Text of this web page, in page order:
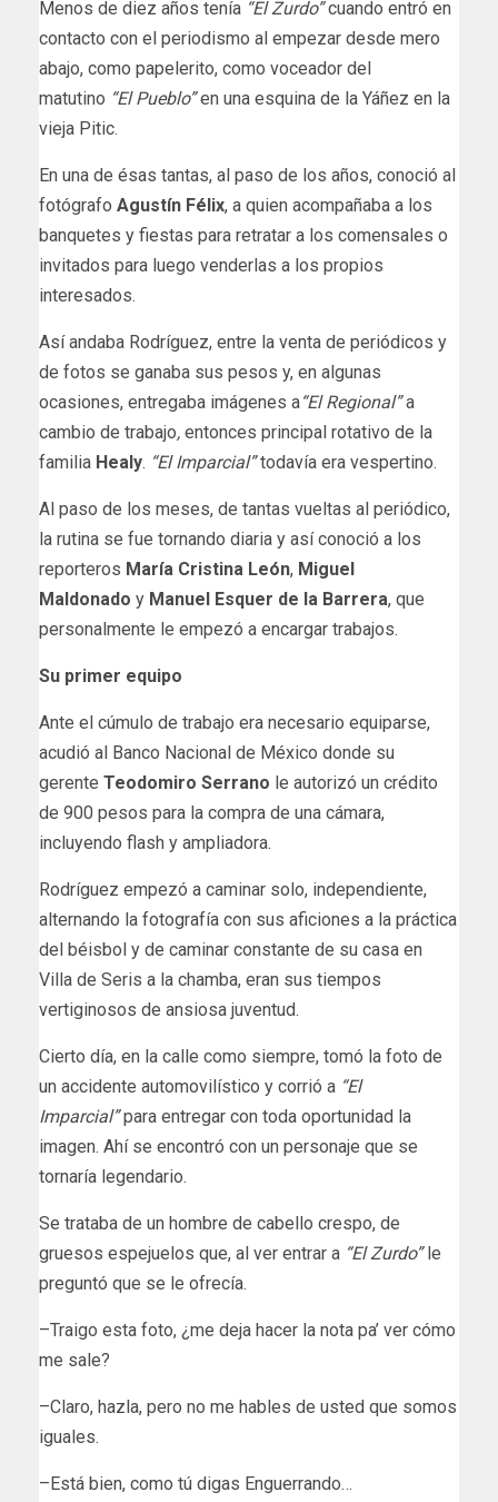
Menos de diez años tenía “El Zurdo”cuando entró en
contacto con el periodismo al empezar desde mero
abajo, como papelerito, como voceador del
matutino “El Pueblo”en una esquina de la Yáñez en la
vieja Pitic.
En una de ésas tantas, al paso de los años, conoció al
fotógrafo Agustín Félix, a quien acompañaba a los
banquetes y fiestas para retratar a los comensales o
invitados para luego venderlas a los propios
interesados.
Así andaba Rodríguez, entre la venta de periódicos y
de fotos se ganaba sus pesos y, en algunas
ocasiones, entregaba imágenes a“El Regional”a
cambio de trabajo, entonces principal rotativo de la
familia Healy. “El Imparcial”todavía era vespertino.
Al paso de los meses, de tantas vueltas al periódico,
la rutina se fue tornando diaria y así conoció a los
reporteros María Cristina León, Miguel
Maldonado y Manuel Esquer de la Barrera, que
personalmente le empezó a encargar trabajos.
Su primer equipo
Ante el cúmulo de trabajo era necesario equiparse,
acudió al Banco Nacional de México donde su
gerente Teodomiro Serrano le autorizó un crédito
de 900 pesos para la compra de una cámara,
incluyendo flash y ampliadora.
Rodríguez empezó a caminar solo, independiente,
alternando la fotografía con sus aficiones a la práctica
del béisbol y de caminar constante de su casa en
Villa de Seris a la chamba, eran sus tiempos
vertiginosos de ansiosa juventud.
Cierto día, en la calle como siempre, tomó la foto de
un accidente automovilístico y corrió a “El
Imparcial”para entregar con toda oportunidad la
imagen. Ahí se encontró con un personaje que se
tornaría legendario.
Se trataba de un hombre de cabello crespo, de
gruesos espejuelos que, al ver entrar a “El Zurdo”le
preguntó que se le ofrecía.
–Traigo esta foto, ¿me deja hacer la nota pa’ ver cómo
me sale?
–Claro, hazla, pero no me hables de usted que somos
iguales.
–Está bien, como tú digas Enguerrando…